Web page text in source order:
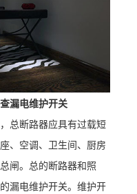
漏电维护开关
总断路器应具有过载短
、空调、卫生间、厨房
闸。总的断路器和照
漏电维护开关。维护开